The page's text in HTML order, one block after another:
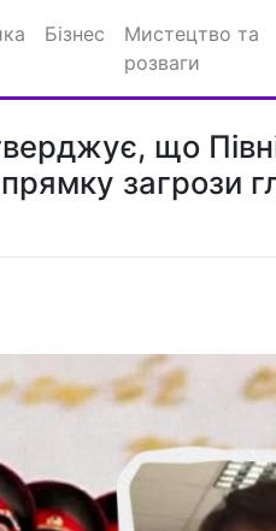
Бізнес
Мистецтво та
розваги
що
загрози